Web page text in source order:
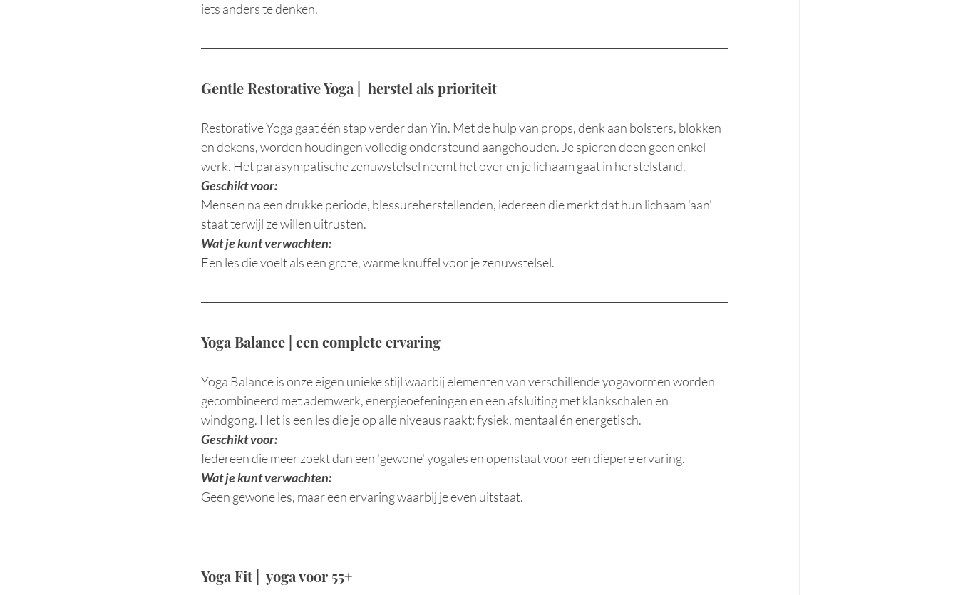
iets anders te denken.
Gentle Restorative Yoga |  herstel als prioriteit
Restorative Yoga gaat één stap verder dan Yin. Met de hulp van props, denk aan bolsters, blokken
en dekens, worden houdingen volledig ondersteund aangehouden. Je spieren doen geen enkel
werk. Het parasympatische zenuwstelsel neemt het over en je lichaam gaat in herstelstand.
Geschikt voor:
Mensen na een drukke periode, blessureherstellenden, iedereen die merkt dat hun lichaam 'aan'
staat terwijl ze willen uitrusten.
Wat je kunt verwachten:
Een les die voelt als een grote, warme knuffel voor je zenuwstelsel.
Yoga Balance | een complete ervaring
Yoga Balance is onze eigen unieke stijl waarbij elementen van verschillende yogavormen worden
gecombineerd met ademwerk, energieoefeningen en een afsluiting met klankschalen en
windgong. Het is een les die je op alle niveaus raakt; fysiek, mentaal én energetisch.
Geschikt voor:
Iedereen die meer zoekt dan een 'gewone' yogales en openstaat voor een diepere ervaring.
Wat je kunt verwachten:
Geen gewone les, maar een ervaring waarbij je even uitstaat.
Yoga Fit |  yoga voor 55+